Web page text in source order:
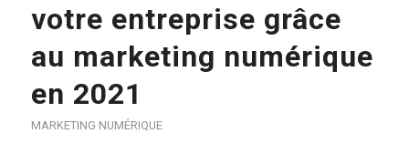
votre entreprise grâce
au marketing numérique
en 2021
MARKETING NUMÉRIQUE